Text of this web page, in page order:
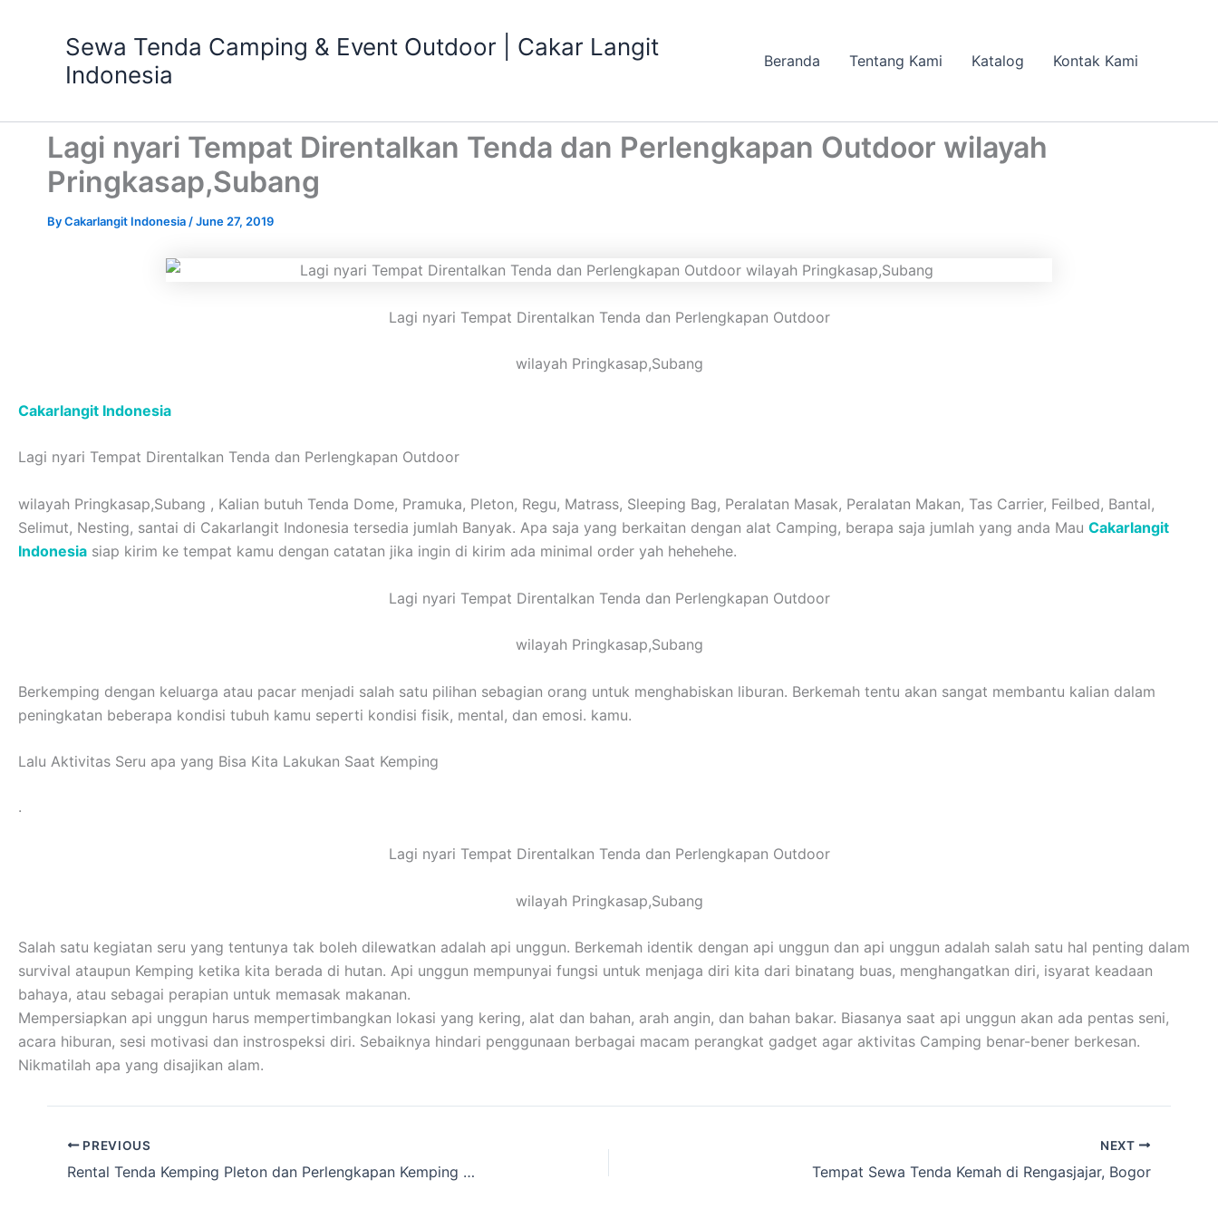
Sewa Tenda Camping & Event Outdoor | Cakar Langit
Indonesia
Beranda Tentang Kami Katalog Kontak Kami
Lagi nyari Tempat Direntalkan Tenda dan Perlengkapan Outdoor wilayah
Pringkasap,Subang
ByCakarlangit Indonesia /June 27, 2019
Lagi nyari Tempat Direntalkan Tenda dan Perlengkapan Outdoor
wilayah Pringkasap,Subang
Cakarlangit Indonesia
Lagi nyari Tempat Direntalkan Tenda dan Perlengkapan Outdoor
wilayah Pringkasap,Subang , Kalian butuh Tenda Dome, Pramuka, Pleton, Regu, Matrass, Sleeping Bag, Peralatan Masak, Peralatan Makan, Tas Carrier, Feilbed, Bantal,
Selimut, Nesting, santai di Cakarlangit Indonesia tersedia jumlah Banyak. Apa saja yang berkaitan dengan alat Camping, berapa saja jumlah yang anda Mau Cakarlangit
Indonesia siap kirim ke tempat kamu dengan catatan jika ingin di kirim ada minimal order yah hehehehe.
Lagi nyari Tempat Direntalkan Tenda dan Perlengkapan Outdoor
wilayah Pringkasap,Subang
Berkemping dengan keluarga atau pacar menjadi salah satu pilihan sebagian orang untuk menghabiskan liburan. Berkemah tentu akan sangat membantu kalian dalam
peningkatan beberapa kondisi tubuh kamu seperti kondisi fisik, mental, dan emosi. kamu.
Lalu Aktivitas Seru apa yang Bisa Kita Lakukan Saat Kemping
.
Lagi nyari Tempat Direntalkan Tenda dan Perlengkapan Outdoor
wilayah Pringkasap,Subang
Salah satu kegiatan seru yang tentunya tak boleh dilewatkan adalah api unggun. Berkemah identik dengan api unggun dan api unggun adalah salah satu hal penting dalam
survival ataupun Kemping ketika kita berada di hutan. Api unggun mempunyai fungsi untuk menjaga diri kita dari binatang buas, menghangatkan diri, isyarat keadaan
bahaya, atau sebagai perapian untuk memasak makanan.
Mempersiapkan api unggun harus mempertimbangkan lokasi yang kering, alat dan bahan, arah angin, dan bahan bakar. Biasanya saat api unggun akan ada pentas seni,
acara hiburan, sesi motivasi dan instrospeksi diri. Sebaiknya hindari penggunaan berbagai macam perangkat gadget agar aktivitas Camping benar-bener berkesan.
Nikmatilah apa yang disajikan alam.
PREVIOUS
Rental Tenda Kemping Pleton dan Perlengkapan Kemping Cakarlangit Ready Banyak
NEXT
Tempat Sewa Tenda Kemah di Rengasjajar, Bogor